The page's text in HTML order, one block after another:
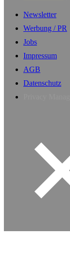
Newsletter
Werbung / PR
Jobs
Impressum
AGB
Datenschutz